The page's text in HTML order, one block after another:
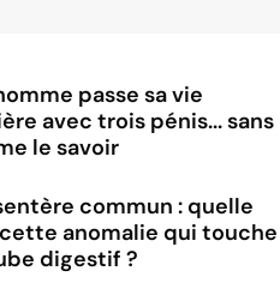
passe sa vie
avec trois pénis... sans
le savoir
commun : quelle
anomalie qui touche
digestif ?